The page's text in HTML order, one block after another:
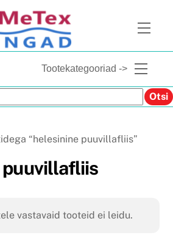
Tootekategooriad -> Menu
Otsi
“helesinine puuvillafliis”
vastavaid tooteid ei leidu.